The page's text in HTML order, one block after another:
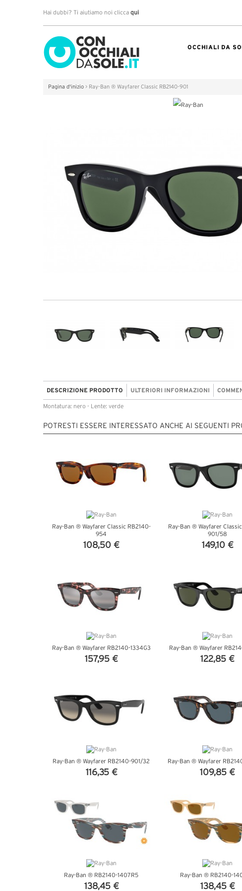
Hai dubbi? Ti aiutiamo noi clicca qui
OCCHIALI DA
Pagina d'inizio > Ray-Ban ® Wayfarer Classic RB2140-901
DESCRIZIONE PRODOTTO ULTERIORI INFORMAZIONI
Montatura: nero - Lente: verde
POTRESTI ESSERE INTERESSATO ANCHE AI SEGUENTI
Ray-Ban ® Wayfarer Classic RB2140-
954
108,50 €
Ray-Ban ® Wayfarer
901/58
149,10 €
Ray-Ban ® Wayfarer RB2140-1334G3
157,95 €
Ray-Ban ® Wayfarer
122,85 €
Ray-Ban ® Wayfarer RB2140-901/32
116,35 €
Ray-Ban ® Wayfarer
109,85 €
Ray-Ban ® RB2140-1407R5
138,45 €
Ray-Ban ® RB2140-
138,45 €